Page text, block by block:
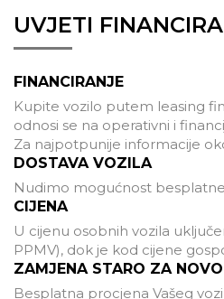
UVJETI
FINANCIRANJE
Kupite vozilo putem leasing
odnosi se na operativni i
Za najpotpunije informacije
DOSTAVA VOZILA
Nudimo mogućnost
CIJENA
U cijenu osobnih vozila
PPMV), dok je kod cijene
ZAMJENA STARO ZA NOVO
Besplatna procjena Vašeg